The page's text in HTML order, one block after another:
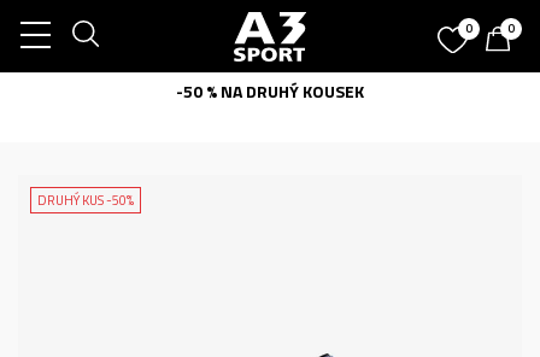
0 0
-50 % NA DRUHÝ KOUSEK
DRUHÝ KUS -50%